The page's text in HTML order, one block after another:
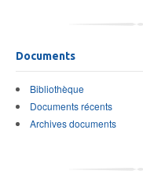
Documents
Bibliothèque
Documents récents
Archives documents